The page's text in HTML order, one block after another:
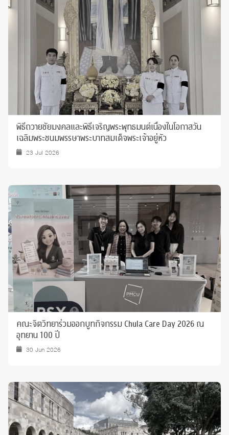
พิธีถวายชัยมงคลและพิธีเจริญพระพุทธมนต์เนื่องในโอกาสวัน
เฉลิมพระชนมพรรษาพระบาทสมเด็จพระเจ้าอยู่หัว
23 Jul 2026
คณะจิตวิทยาร่วมออกบูทกิจกรรม Chula Care Day 2026 ณ
อุทยาน 100 ปี
30 Jun 2026